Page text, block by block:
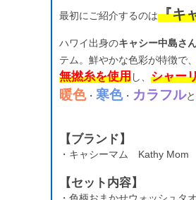
最初にご紹介するのは『キ
ハワイ出身のキャシー中島さ
テム。鮮やかな色彩が特徴で
無撚糸を使用し、 シャー
暖色・ 寒色・ カラフルと
【ブランド】
・キャシーマム Kathy Mom
【セット内容】